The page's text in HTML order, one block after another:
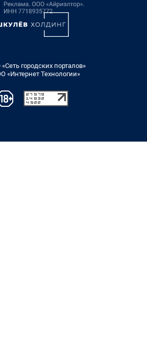
городских порталов»
«Интернет Технологии»